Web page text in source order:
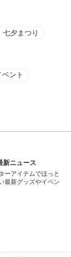
七夕まつり
ント
新ニュース
ーアイテムでほっと
最新グッズやイベン